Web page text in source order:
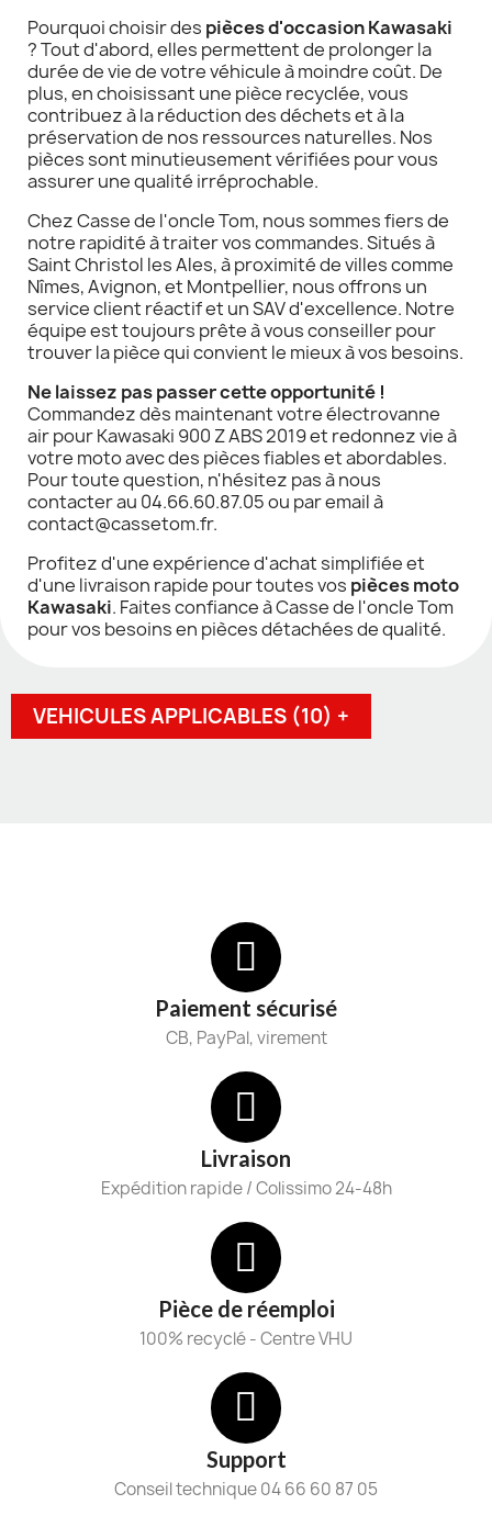
Pourquoi choisir des pièces d'occasion Kawasaki
? Tout d'abord, elles permettent de prolonger la
durée de vie de votre véhicule à moindre coût. De
plus, en choisissant une pièce recyclée, vous
contribuez à la réduction des déchets et à la
préservation de nos ressources naturelles. Nos
pièces sont minutieusement vérifiées pour vous
assurer une qualité irréprochable.
Chez Casse de l'oncle Tom, nous sommes fiers de
notre rapidité à traiter vos commandes. Situés à
Saint Christol les Ales, à proximité de villes comme
Nîmes, Avignon, et Montpellier, nous offrons un
service client réactif et un SAV d'excellence. Notre
équipe est toujours prête à vous conseiller pour
trouver la pièce qui convient le mieux à vos besoins.
Ne laissez pas passer cette opportunité !
Commandez dès maintenant votre électrovanne
air pour Kawasaki 900 Z ABS 2019 et redonnez vie à
votre moto avec des pièces fiables et abordables.
Pour toute question, n'hésitez pas à nous
contacter au 04.66.60.87.05 ou par email à
contact@cassetom.fr.
Profitez d'une expérience d'achat simplifiée et
d'une livraison rapide pour toutes vos pièces moto
Kawasaki. Faites confiance à Casse de l'oncle Tom
pour vos besoins en pièces détachées de qualité.
VEHICULES APPLICABLES (10) +
Paiement sécurisé
CB, PayPal, virement
Livraison
Expédition rapide / Colissimo 24-48h
Pièce de réemploi
100% recyclé - Centre VHU
Support
Conseil technique 04 66 60 87 05